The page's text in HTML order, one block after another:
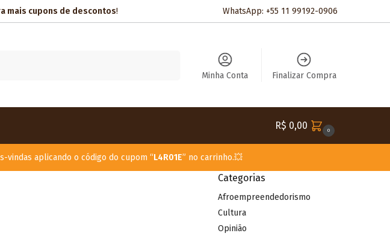
mais cupons de descontos! WhatsApp: +55 11 99192-0906
Minha Conta Finalizar Compra
R$ 0,00 0
vindas aplicando o código do cupom “L4R01E” no carrinho.💥
Categorias
Afroempreendedorismo
Cultura
Opinião